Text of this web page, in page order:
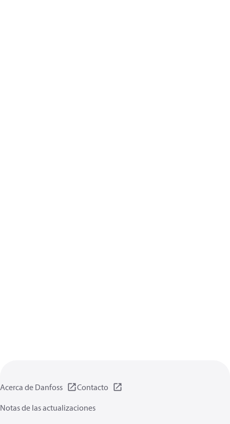
Acerca de Danfoss
Contacto
Notas de las actualizaciones